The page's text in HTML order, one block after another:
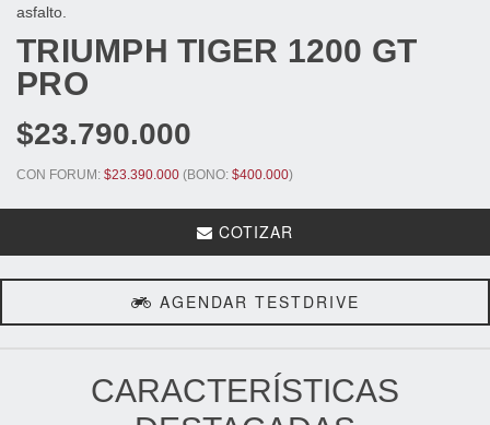
asfalto.
TRIUMPH TIGER 1200 GT
PRO
$23.790.000
CON FORUM: $23.390.000 (BONO: $400.000)
COTIZAR
AGENDAR TESTDRIVE
CARACTERÍSTICAS